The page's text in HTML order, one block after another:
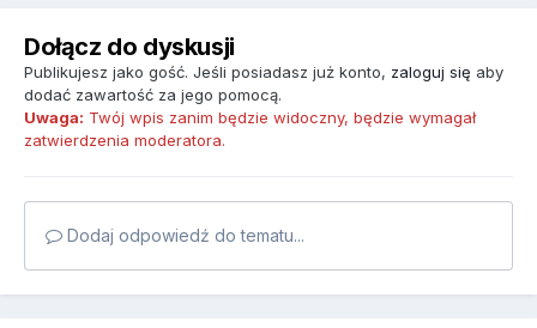
Dołącz do dyskusji
Publikujesz jako gość. Jeśli posiadasz już konto, zaloguj się aby
dodać zawartość za jego pomocą.
Uwaga: Twój wpis zanim będzie widoczny, będzie wymagał
zatwierdzenia moderatora.
Dodaj odpowiedź do tematu...